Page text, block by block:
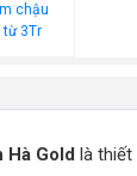
chậu
từ 3Tr
Hà Gold là thiết